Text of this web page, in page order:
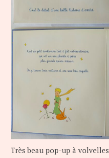
Très beau pop-up à volvelles